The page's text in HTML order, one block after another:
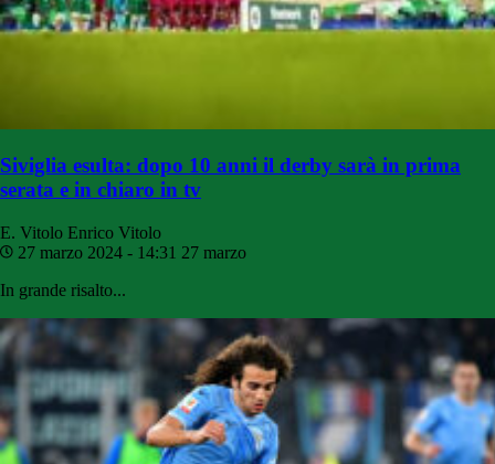
Siviglia esulta: dopo 10 anni il derby sarà in prima
serata e in chiaro in tv
E. Vitolo Enrico Vitolo
27 marzo 2024 - 14:31 27 marzo
In grande risalto...